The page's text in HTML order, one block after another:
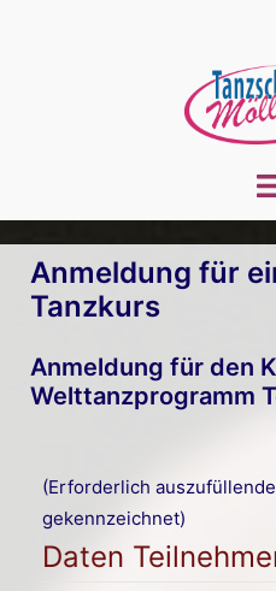
Anmeldung für
Tanzkurs
Anmeldung für den
Welttanzprogramm
(Erforderlich
gekennzeichnet)
Daten